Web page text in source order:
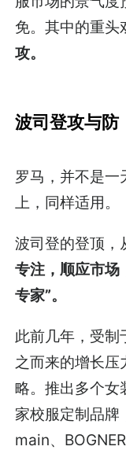
免。其中的重头
攻。
波司登攻与防
罗马，并不是一
上，同样适用。
波司登的登顶，
专注，顺应市场
专家”。
此前几年，受制
之而来的增长
略。推出多个女
家校服定制品
main、